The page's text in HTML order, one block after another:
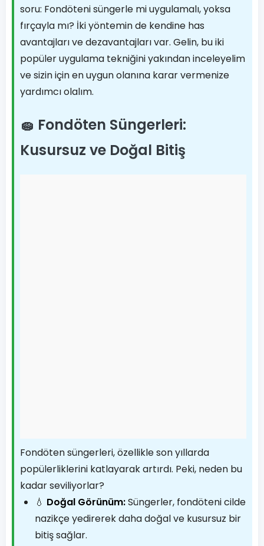
soru: Fondöteni süngerle mi uygulamalı, yoksa
fırçayla mı? İki yöntemin de kendine has
avantajları ve dezavantajları var. Gelin, bu iki
popüler uygulama tekniğini yakından inceleyelim
ve sizin için en uygun olanına karar vermenize
yardımcı olalım.
🧽 Fondöten Süngerleri:
Kusursuz ve Doğal Bitiş
Fondöten süngerleri, özellikle son yıllarda
popülerliklerini katlayarak artırdı. Peki, neden bu
kadar seviliyorlar?
💧 Doğal Görünüm:Süngerler, fondöteni cilde
nazikçe yedirerek daha doğal ve kusursuz bir
bitiş sağlar.